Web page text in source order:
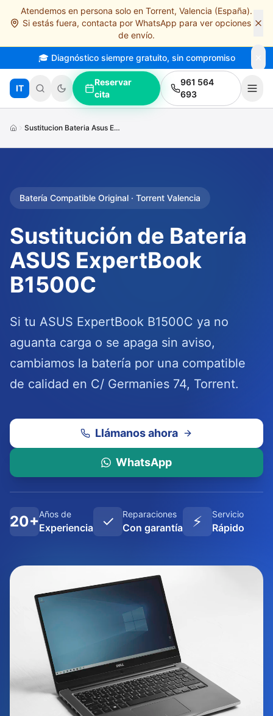
Saltar al contenido principal
Atendemos en persona solo en Torrent, Valencia (España).
Si estás fuera, contacta por WhatsApp para ver opciones
de envío.
🎓 Diagnóstico siempre gratuito, sin compromiso
IT
Reservar
cita
961 564
693
Sustitucion Bateria Asus Expertbook B1500c
Batería Compatible Original · Torrent Valencia
Sustitución de Batería
ASUS ExpertBook
B1500C
Si tu ASUS ExpertBook B1500C ya no
aguanta carga o se apaga sin aviso,
cambiamos la batería por una compatible
de calidad en C/ Germanies 74, Torrent.
Llámanos ahora
WhatsApp
20+Años de
Experiencia ✓ Reparaciones
Con garantía ⚡ Servicio
Rápido